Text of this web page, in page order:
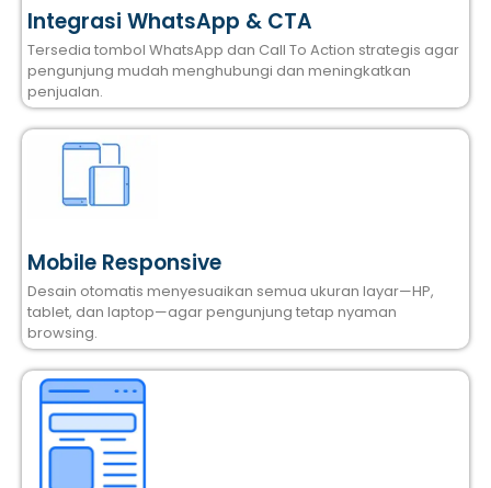
Integrasi WhatsApp & CTA
Tersedia tombol WhatsApp dan Call To Action strategis agar
pengunjung mudah menghubungi dan meningkatkan
penjualan.
Mobile Responsive
Desain otomatis menyesuaikan semua ukuran layar—HP,
tablet, dan laptop—agar pengunjung tetap nyaman
browsing.